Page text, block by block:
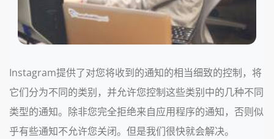
Instagram提供了对您将收到的通知的相当细致的控制，将
它们分为不同的类别，并允许您控制这些类别中的几种不同
类型的通知。除非您完全拒绝来自应用程序的通知，否则似
乎有些通知不允许您关闭。但是我们很快就会解决。